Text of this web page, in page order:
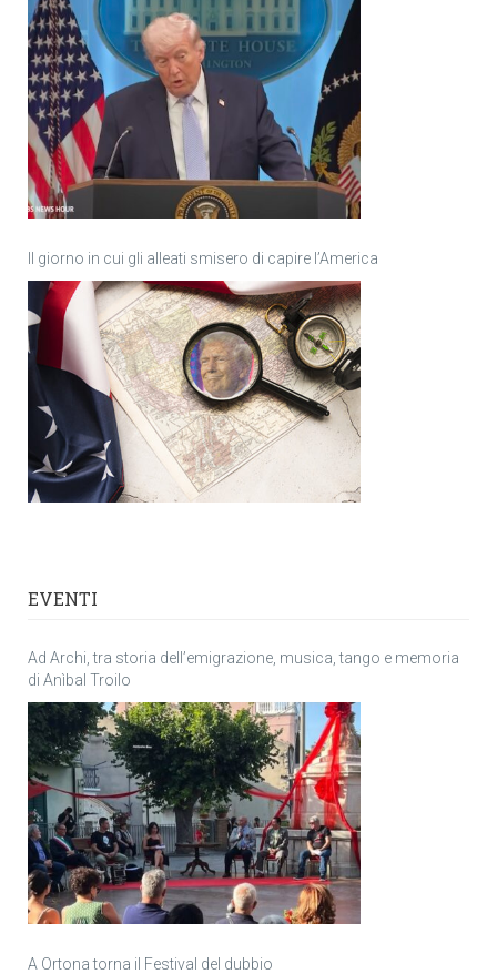
Il giorno in cui gli alleati smisero di capire l’America
EVENTI
Ad Archi, tra storia dell’emigrazione, musica, tango e memoria
di Anìbal Troilo
A Ortona torna il Festival del dubbio